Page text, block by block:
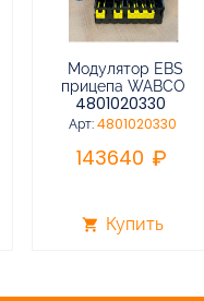
Модулятор EBS
прицепа WABCO
4801020330
Арт:4801020330
143640
shopping_cart Купить